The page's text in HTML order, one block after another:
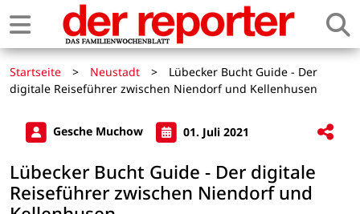
Startseite > Neustadt >
Lübecker Bucht Guide - Der
digitale Reiseführer zwischen Niendorf und Kellenhusen
Gesche Muchow 01. Juli 2021
Lübecker Bucht Guide - Der digitale
Reiseführer zwischen Niendorf und